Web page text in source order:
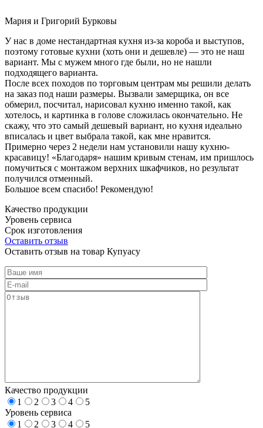
Мария и Григорий Бурковы
У нас в доме нестандартная кухня из-за короба и выступов,
поэтому готовые кухни (хоть они и дешевле) — это не наш
вариант. Мы с мужем много где были, но не нашли
подходящего варианта.
После всех походов по торговым центрам мы решили делать
на заказ под наши размеры. Вызвали замерщика, он все
обмерил, посчитал, нарисовал кухню именно такой, как
хотелось, и картинка в голове сложилась окончательно. Не
скажу, что это самый дешевый вариант, но кухня идеально
вписалась и цвет выбрала такой, как мне нравится.
Примерно через 2 недели нам установили нашу кухню-
красавицу! «Благодаря» нашим кривым стенам, им пришлось
помучиться с монтажом верхних шкафчиков, но результат
получился отменный.
Большое всем спасибо! Рекомендую!
Качество продукции
Уровень сервиса
Срок изготовления
Оставить отзыв
Оставить отзыв на товар Купуасу
Качество продукции
1
2 3 4
5
Уровень сервиса
1
2 3 4 5